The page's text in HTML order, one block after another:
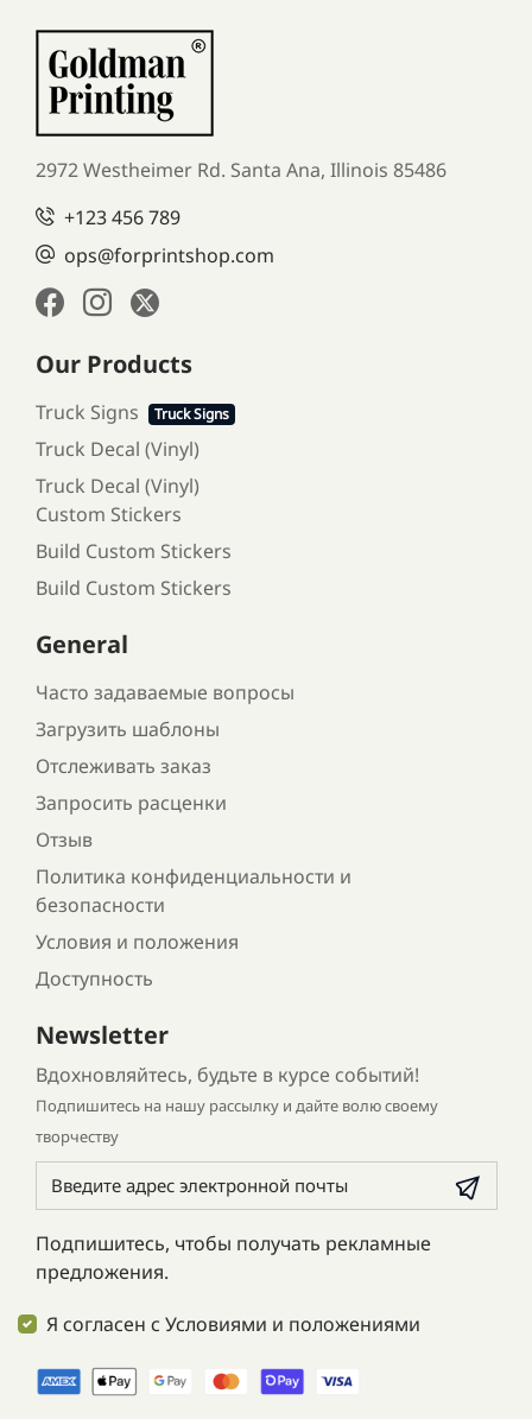
2972 Westheimer Rd. Santa Ana, Illinois 85486
+123 456 789
ops@forprintshop.com
General
Часто задаваемые вопросы
Загрузить шаблоны
Отслеживать заказ
Запросить расценки
Отзыв
Политика конфиденциальности и
безопасности
Условия и положения
Доступность
Our Products
Truck Signs Truck Signs
Truck Decal (Vinyl)
Truck Decal (Vinyl)
Custom Stickers
Build Custom Stickers
Build Custom Stickers
Newsletter
Вдохновляйтесь, будьте в курсе событий!
Подпишитесь на нашу рассылку и дайте волю своему
творчеству
Подпишитесь, чтобы получать рекламные
предложения.
Я согласен с Условиями и положениями